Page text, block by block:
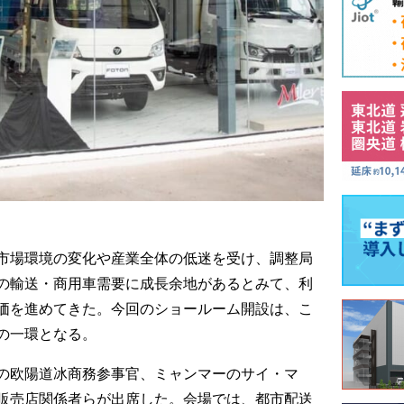
場環境の変化や産業全体の低迷を受け、調整局
輸送・商用車需要に成長余地があるとみて、利
進めてきた。今回のショールーム開設は、こ
環となる。
欧陽道冰商務参事官、ミャンマーのサイ・マ
売店関係者らが出席した。会場では、都市配送